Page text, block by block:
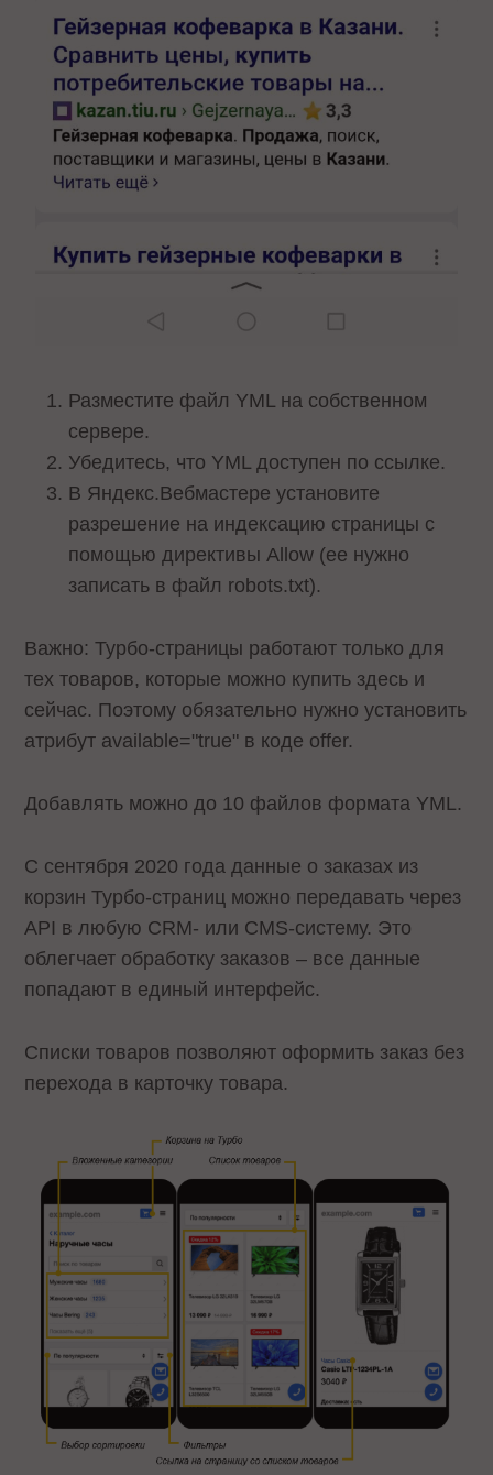
Разместите файл YML на собственном
сервере.
Убедитесь, что YML доступен по ссылке.
В Яндекс.Вебмастере установите
разрешение на индексацию страницы с
помощью директивы Allow (ее нужно
записать в файл robots.txt).
Важно: Турбо-страницы работают только для
тех товаров, которые можно купить здесь и
сейчас. Поэтому обязательно нужно установить
атрибут available="true" в коде offer.
Добавлять можно до 10 файлов формата YML.
С сентября 2020 года данные о заказах из
корзин Турбо-страниц можно передавать через
API в любую CRM- или CMS-систему. Это
облегчает обработку заказов – все данные
попадают в единый интерфейс.
Списки товаров позволяют оформить заказ без
перехода в карточку товара.